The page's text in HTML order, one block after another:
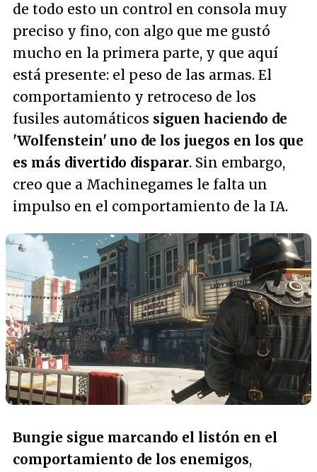
de todo esto un control en consola muy
preciso y fino, con algo que me gustó
mucho en la primera parte, y que aquí
está presente: el peso de las armas. El
comportamiento y retroceso de los
fusiles automáticos siguen haciendo de
'Wolfenstein' uno de los juegos en los que
es más divertido disparar. Sin embargo,
creo que a Machinegames le falta un
impulso en el comportamiento de la IA.
Bungie sigue marcando el listón en el
comportamiento de los enemigos,